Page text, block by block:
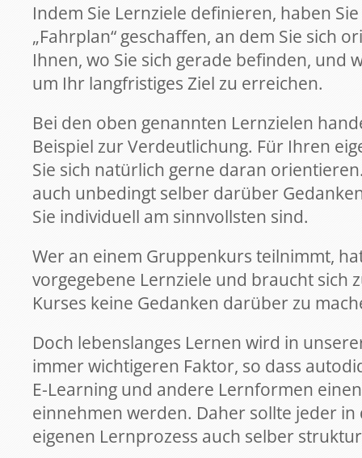
Indem Sie Lernziele definieren, haben
„Fahrplan“ geschaffen, an dem Sie sich
Ihnen, wo Sie sich gerade befinden, und
um Ihr langfristiges Ziel zu erreichen.
Bei den oben genannten Lernzielen
Beispiel zur Verdeutlichung. Für Ihren
Sie sich natürlich gerne daran
auch unbedingt selber darüber
Sie individuell am sinnvollsten sind.
Wer an einem Gruppenkurs teilnimmt,
vorgegebene Lernziele und braucht sich
Kurses keine Gedanken darüber zu
Doch lebenslanges Lernen wird in
immer wichtigeren Faktor, so dass
E-Learning und andere Lernformen
einnehmen werden. Daher sollte jeder in
eigenen Lernprozess auch selber